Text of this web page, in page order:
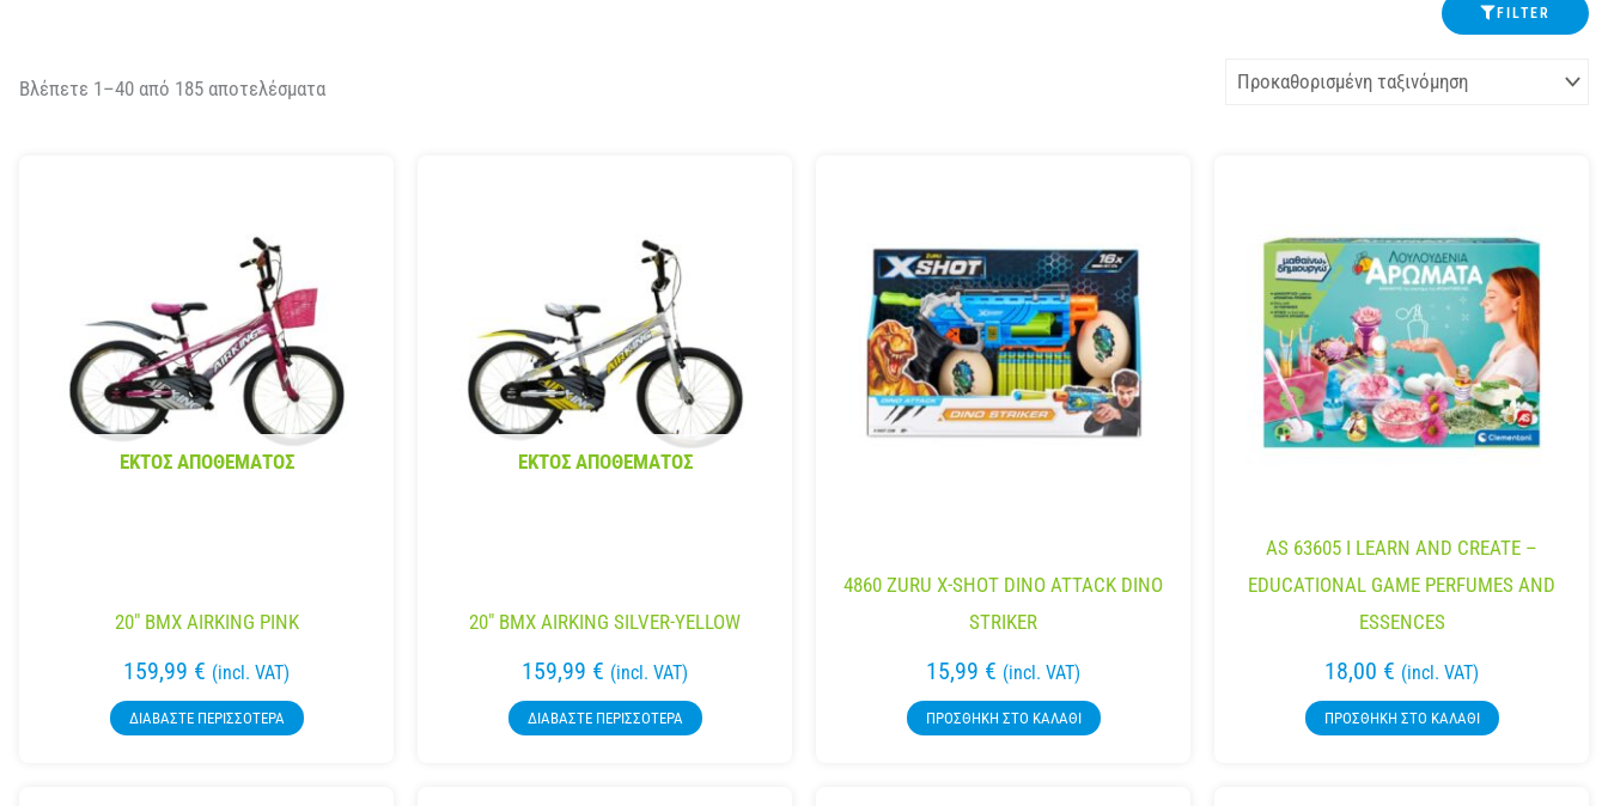
FILTER
Βλέπετε 1–40 από 185 αποτελέσματα
ΕΚΤΌΣ ΑΠΟΘΈΜΑΤΟΣ
20″ BMX AIRKING PINK
159,99 € (incl. VAT)
ΔΙΑΒΆΣΤΕ ΠΕΡΙΣΣΌΤΕΡΑ
ΕΚΤΌΣ ΑΠΟΘΈΜΑΤΟΣ
20″ BMX AIRKING SILVER-YELLOW
159,99 € (incl. VAT)
ΔΙΑΒΆΣΤΕ ΠΕΡΙΣΣΌΤΕΡΑ
4860 ZURU X-SHOT DINO ATTACK DINO
STRIKER
15,99 € (incl. VAT)
ΠΡΟΣΘΉΚΗ ΣΤΟ ΚΑΛΆΘΙ
AS 63605 I LEARN AND CREATE –
EDUCATIONAL GAME PERFUMES AND
ESSENCES
18,00 € (incl. VAT)
ΠΡΟΣΘΉΚΗ ΣΤΟ ΚΑΛΆΘΙ